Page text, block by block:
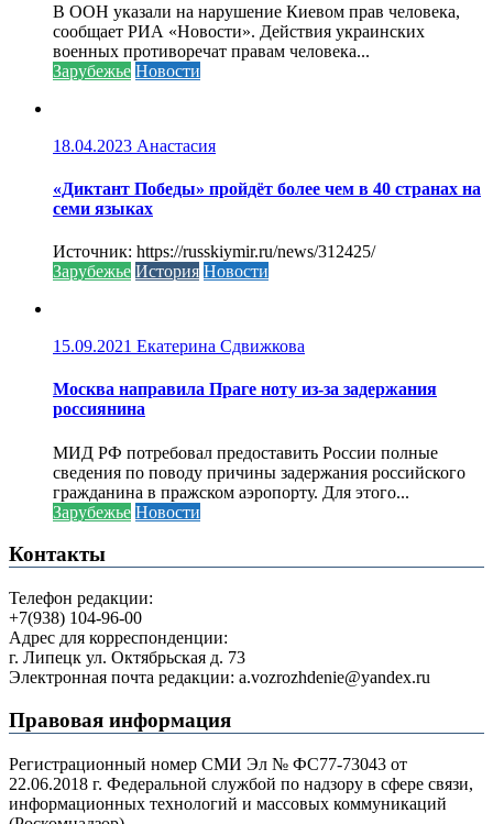
В ООН указали на нарушение Киевом прав человека,
сообщает РИА «Новости». Действия украинских
военных противоречат правам человека...
Зарубежье Новости
18.04.2023 Анастасия
«Диктант Победы» пройдёт более чем в 40 странах на
семи языках
Источник: https://russkiymir.ru/news/312425/
Зарубежье История Новости
15.09.2021 Екатерина Сдвижкова
Москва направила Праге ноту из-за задержания
россиянина
МИД РФ потребовал предоставить России полные
сведения по поводу причины задержания российского
гражданина в пражском аэропорту. Для этого...
Зарубежье Новости
Контакты
Телефон редакции:
+7(938) 104-96-00
Адрес для корреспонденции:
г. Липецк ул. Октябрьская д. 73
Электронная почта редакции: a.vozrozhdenie@yandex.ru
Правовая информация
Регистрационный номер СМИ Эл № ФС77-73043 от
22.06.2018 г. Федеральной службой по надзору в сфере связи,
информационных технологий и массовых коммуникаций